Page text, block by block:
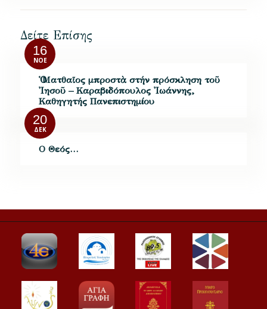
Δείτε Επίσης
16
ΝΟΈ
Ὁ Ματθαῖος μπροστὰ στήν πρόσκληση τοῦ
Ἰησοῦ – Καραβιδόπουλος Ἰωάννης,
Καθηγητής Πανεπιστημίου
20
ΔΕΚ
Ο Θεός…